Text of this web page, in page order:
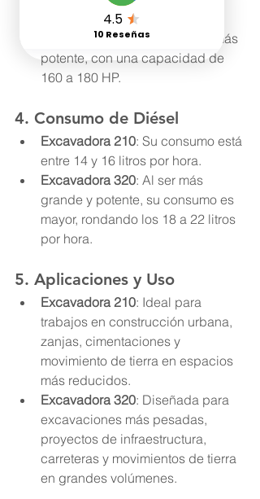
ofrece entre 140 y 160 HP.
Excavadora 320: Su motor es más
potente, con una capacidad de
160 a 180 HP.
4. Consumo de Diésel
Excavadora 210: Su consumo está
entre 14 y 16 litros por hora.
Excavadora 320: Al ser más
grande y potente, su consumo es
mayor, rondando los 18 a 22 litros
por hora.
5. Aplicaciones y Uso
Excavadora 210: Ideal para
trabajos en construcción urbana,
zanjas, cimentaciones y
movimiento de tierra en espacios
más reducidos.
Excavadora 320: Diseñada para
excavaciones más pesadas,
proyectos de infraestructura,
carreteras y movimientos de tierra
en grandes volúmenes.